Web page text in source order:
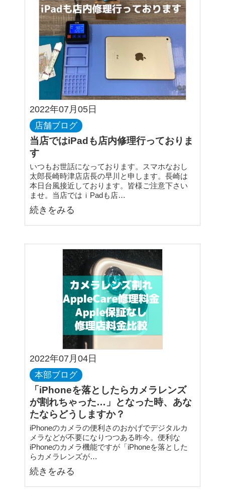
2022年07月05日
店舗ブログ
当店ではiPadも店内修理行っておりま
す
いつもお世話になっております。スマホなおし
太郎長崎時津店店長の早川と申します。長崎は
本日台風接近しております。皆様ご注意下さい
ませ。当店ではｉPadも店…
続きをみる
2022年07月04日
本部ブログ
「iPhoneを落としたらカメラレンズ
が割れちゃった…」となった時、あな
たならどうしますか？
iPhoneのカメラの便利さのおかげでデジタルカ
メラなどが不要になりつつある昨今。便利な
iPhoneのカメラ機能ですが「iPhoneを落とした
らカメラレンズが…
続きをみる